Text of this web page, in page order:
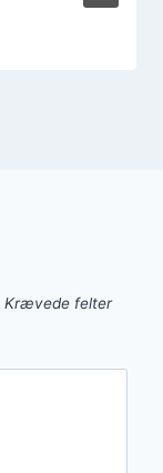
Krævede felter